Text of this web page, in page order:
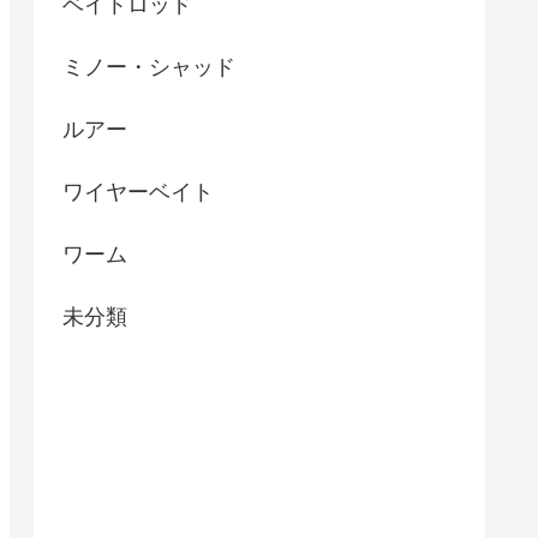
ベイトロッド
ミノー・シャッド
ルアー
ワイヤーベイト
ワーム
未分類